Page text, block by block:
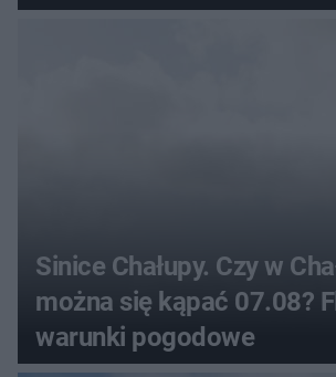
Sinice Chałupy. Czy w
można się kąpać 07.08?
warunki pogodowe